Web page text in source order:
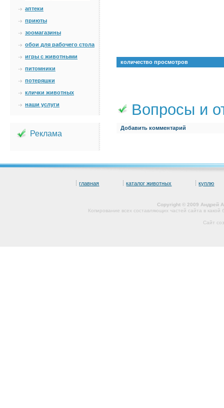
аптеки
приюты
зоомагазины
обои для рабочего стола
игры с животными
питомники
потеряшки
клички животных
наши услуги
Реклама
количество просмотров
Вопросы и
Добавить комментарий
главная каталог животных куплю
Copyright © 2009 Андрей
Копирование всех составляющих частей сайта в
Сайт